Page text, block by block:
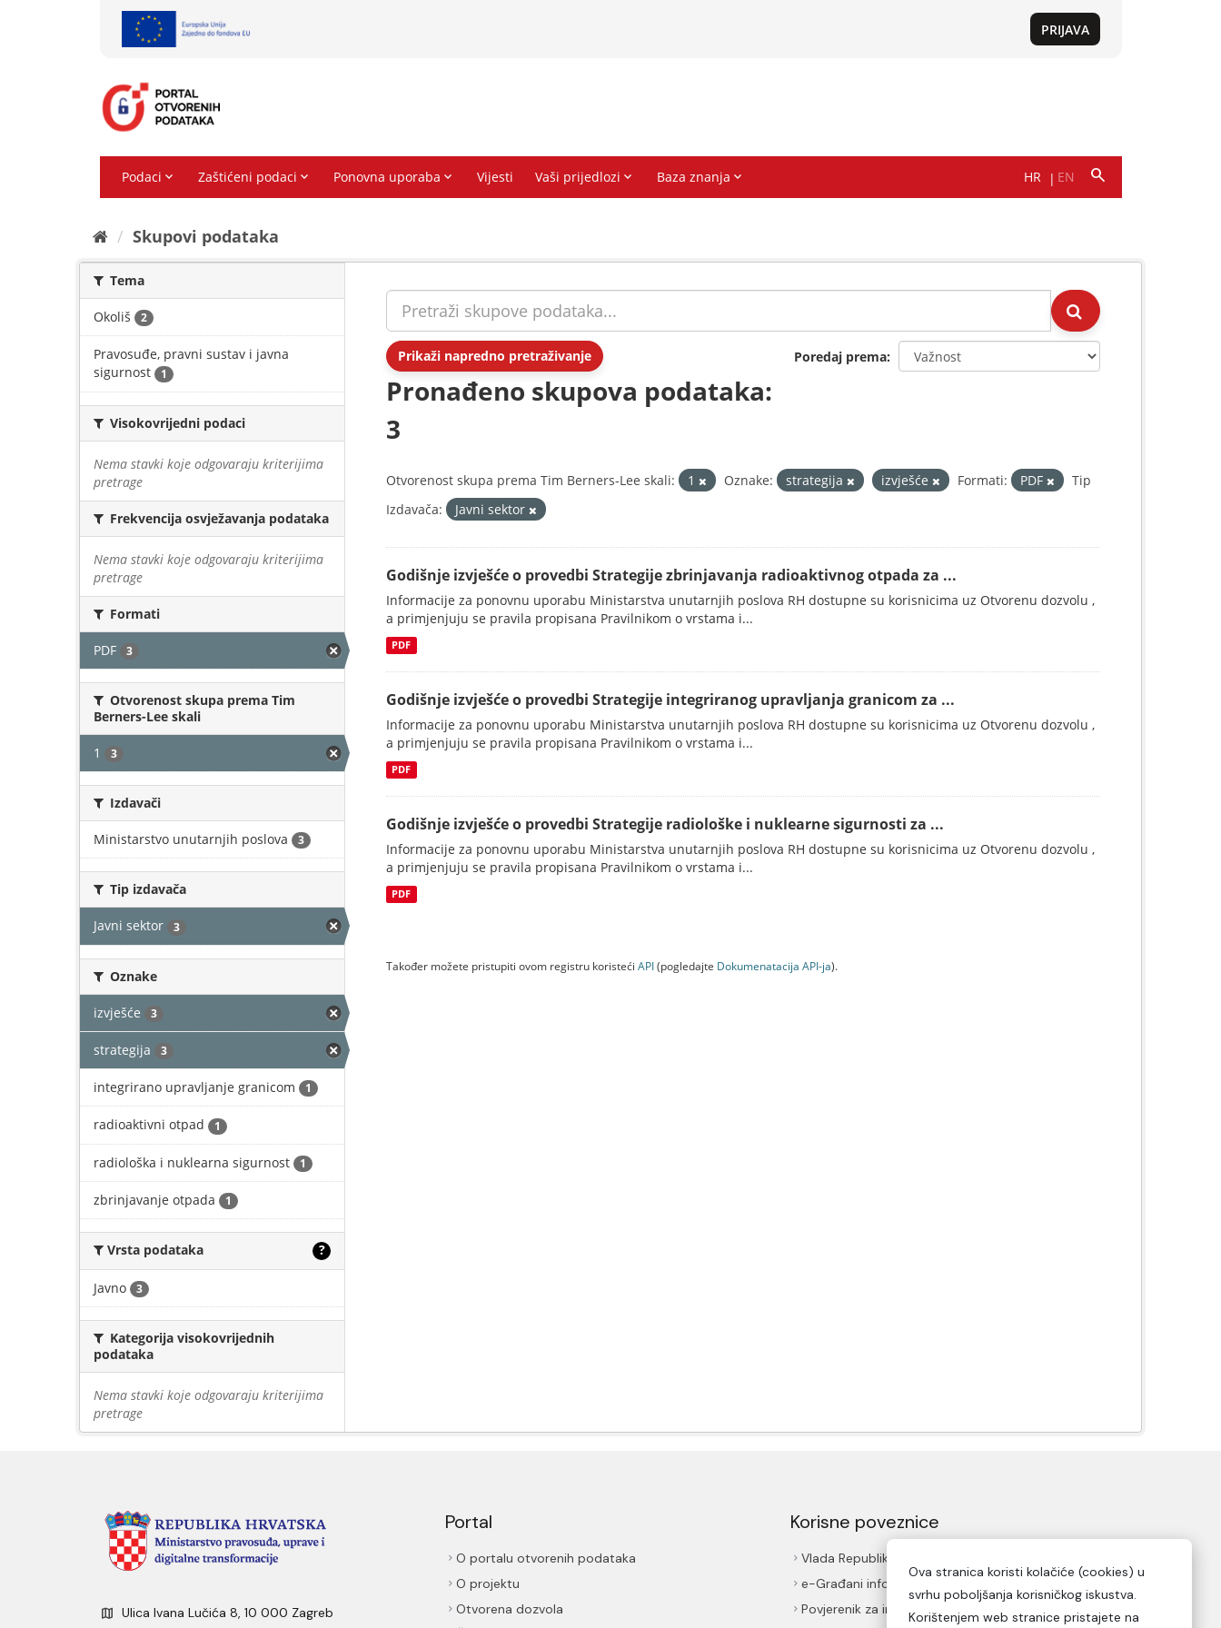
Skupovi podаtаkа
Tema
Okoliš 2
Pravosuđe, pravni sustav i javna
sigurnost
1
Visokovrijedni podaci
Nema stavki koje odgovaraju kriterijima
pretrage
Frekvencija osvježavanja podataka
Nema stavki koje odgovaraju kriterijima
pretrage
Formati
PDF 3
Otvorenost skupa prema Tim
Berners-Lee skali
1 3
Izdavači
Ministarstvo unutarnjih poslova 3
Tip izdavača
Javni sektor 3
Oznake
izvješće 3
strategija 3
integrirano upravljanje granicom 1
radioaktivni otpad 1
radiološka i nuklearna sigurnost 1
zbrinjavanje otpada 1
Vrsta podataka ?
Javno 3
Kategorija visokovrijednih
podataka
Nema stavki koje odgovaraju kriterijima
pretrage
Prikaži napredno pretraživanje Poredaj prema
Pronađeno skupova podataka:
3
Otvorenost skupa prema Tim Berners-Lee skali: 1 Oznake: strategija izvješće Formati: PDF
Tip
Izdavača:
Javni sektor
Godišnje izvješće o provedbi Strategije zbrinjavanja radioaktivnog otpada za ...
Informacije za ponovnu uporabu Ministarstva unutarnjih poslova RH dostupne su korisnicima uz Otvorenu dozvolu ,
a primjenjuju se pravila propisana Pravilnikom o vrstama i...
PDF
Godišnje izvješće o provedbi Strategije integriranog upravljanja granicom za ...
Informacije za ponovnu uporabu Ministarstva unutarnjih poslova RH dostupne su korisnicima uz Otvorenu dozvolu ,
a primjenjuju se pravila propisana Pravilnikom o vrstama i...
PDF
Godišnje izvješće o provedbi Strategije radiološke i nuklearne sigurnosti za ...
Informacije za ponovnu uporabu Ministarstva unutarnjih poslova RH dostupne su korisnicima uz Otvorenu dozvolu ,
a primjenjuju se pravila propisana Pravilnikom o vrstama i...
PDF
Također možete pristupiti ovom registru koristeći API(pogledajte Dokumenаtаcijа API-jа).